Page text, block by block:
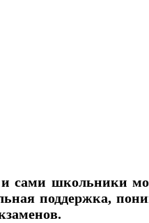
сами школьники
поддержка,